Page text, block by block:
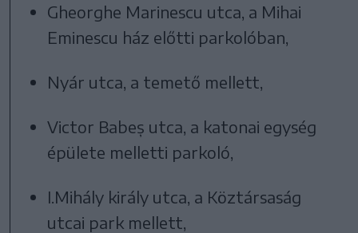
Gheorghe Marinescu utca, a Mihai
Eminescu ház előtti parkolóban,
Nyár utca, a temető mellett,
Victor Babeș utca, a katonai egység
épülete melletti parkoló,
I.Mihály király utca, a Köztársaság
utcai park mellett,